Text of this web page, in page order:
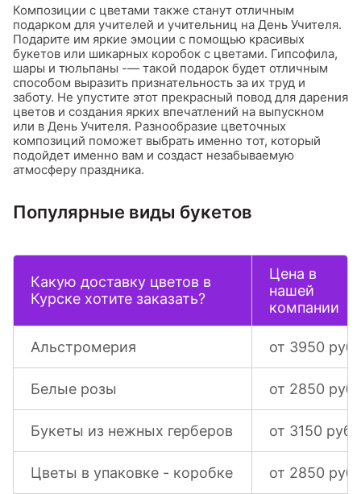
Композиции с цветами также станут отличным
подарком для учителей и учительниц на День Учителя.
Подарите им яркие эмоции с помощью красивых
букетов или шикарных коробок с цветами. Гипсофила,
шары и тюльпаны -— такой подарок будет отличным
способом выразить признательность за их труд и
заботу. Не упустите этот прекрасный повод для дарения
цветов и создания ярких впечатлений на выпускном
или в День Учителя. Разнообразие цветочных
композиций поможет выбрать именно тот, который
подойдет именно вам и создаст незабываемую
атмосферу праздника.
Популярные виды букетов
Какую доставку цветов в
Курске хотите заказать?
Цена в
нашей
компании
Альстромерия от 3950 руб.
Белые розы от 2850 руб.
Букеты из нежных герберов от 3150 руб.
Цветы в упаковке - коробке от 2850 руб.